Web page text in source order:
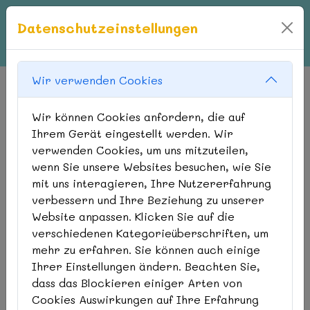
SYSTEMISCHE
FAMILIENBERATUNG
Hilfe für Ihr Kind
Systemische Familienberatung
Datenschutzeinstellungen
Wir verwenden Cookies
Wir können Cookies anfordern, die auf
Ihrem Gerät eingestellt werden. Wir
verwenden Cookies, um uns mitzuteilen,
wenn Sie unsere Websites besuchen, wie Sie
mit uns interagieren, Ihre Nutzererfahrung
verbessern und Ihre Beziehung zu unserer
Website anpassen. Klicken Sie auf die
verschiedenen Kategorieüberschriften, um
mehr zu erfahren. Sie können auch einige
Ihrer Einstellungen ändern. Beachten Sie,
dass das Blockieren einiger Arten von
Cookies Auswirkungen auf Ihre Erfahrung